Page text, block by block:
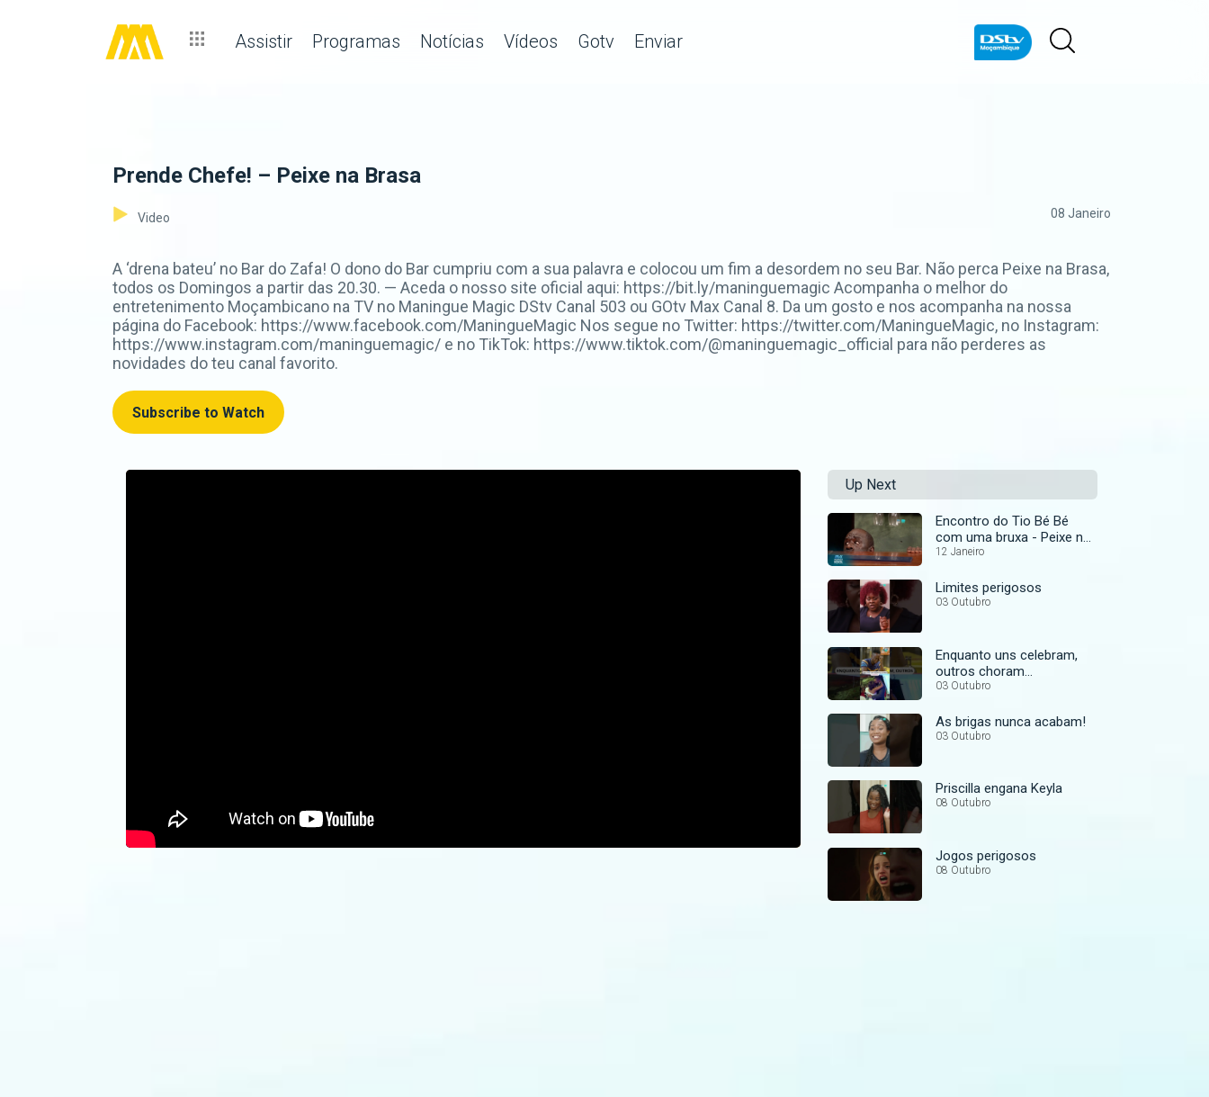
Assistir Programas Notícias Vídeos Gotv Enviar
Prende Chefe! – Peixe na Brasa
Video 08 Janeiro
A ‘drena bateu’ no Bar do Zafa! O dono do Bar cumpriu com a sua palavra e colocou um fim a desordem no seu Bar. Não perca Peixe na Brasa,
todos os Domingos a partir das 20.30. — Aceda o nosso site oficial aqui: https://bit.ly/maninguemagic Acompanha o melhor do
entretenimento Moçambicano na TV no Maningue Magic DStv Canal 503 ou GOtv Max Canal 8. Da um gosto e nos acompanha na nossa
página do Facebook: https://www.facebook.com/ManingueMagic Nos segue no Twitter: https://twitter.com/ManingueMagic, no Instagram:
https://www.instagram.com/maninguemagic/ e no TikTok: https://www.tiktok.com/@maninguemagic_official para não perderes as
novidades do teu canal favorito.
Subscribe to Watch
Up Next
Encontro do Tio Bé Bé
com uma bruxa - Peixe na
Brasa
12 Janeiro
Limites perigosos
03 Outubro
Enquanto uns celebram,
outros choram…
03 Outubro
As brigas nunca acabam!
03 Outubro
Priscilla engana Keyla
08 Outubro
Jogos perigosos
08 Outubro